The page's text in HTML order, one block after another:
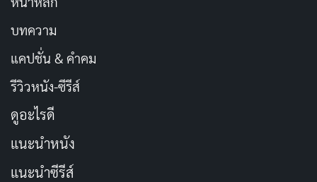
บทความ
แคปชั่น & คำคม
รีวิวหนัง-ซีรีส์
ดูอะไรดี
แนะนำหนัง
แนะนำซีรีส์